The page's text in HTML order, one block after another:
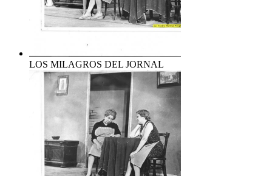
LOS MILAGROS DEL JORNAL